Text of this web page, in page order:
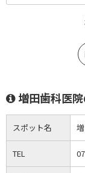
増田歯科医
スポット名
TEL